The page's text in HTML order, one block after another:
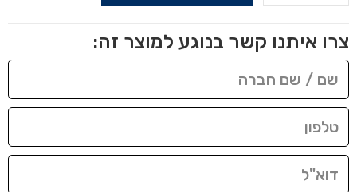
צרו איתנו קשר בנוגע למוצר זה: